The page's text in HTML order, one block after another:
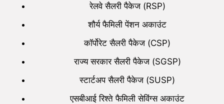
रेलवे सैलरी पैकेज (RSP)
शौर्य फैमिली पेंशन अकाउंट
कॉर्पोरेट सैलरी पैकेज (CSP)
राज्य सरकार सैलरी पैकेज (SGSP)
स्टार्टअप सैलरी पैकेज (SUSP)
एसबीआई रिश्ते फैमिली सेविंग्स अकाउंट